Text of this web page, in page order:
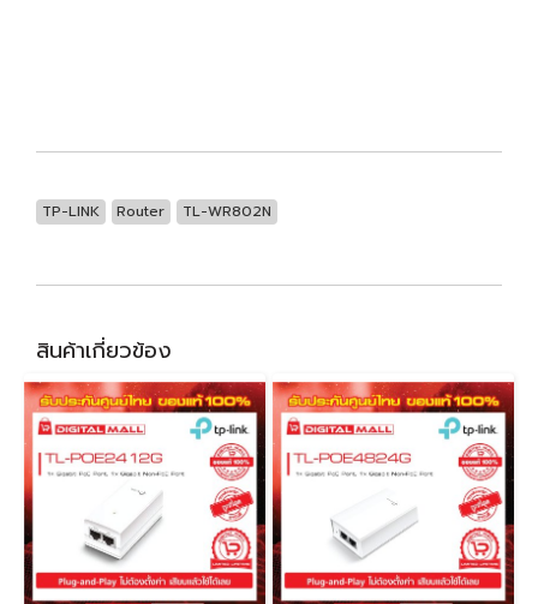
TP-LINK Router TL-WR802N
สินค้าเกี่ยวข้อง